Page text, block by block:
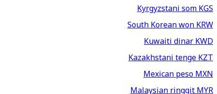
Kyrgyzstani somKGS
South Korean wonKRW
Kuwaiti dinarKWD
Kazakhstani tengeKZT
Mexican pesoMXN
Malaysian ringgitMYR